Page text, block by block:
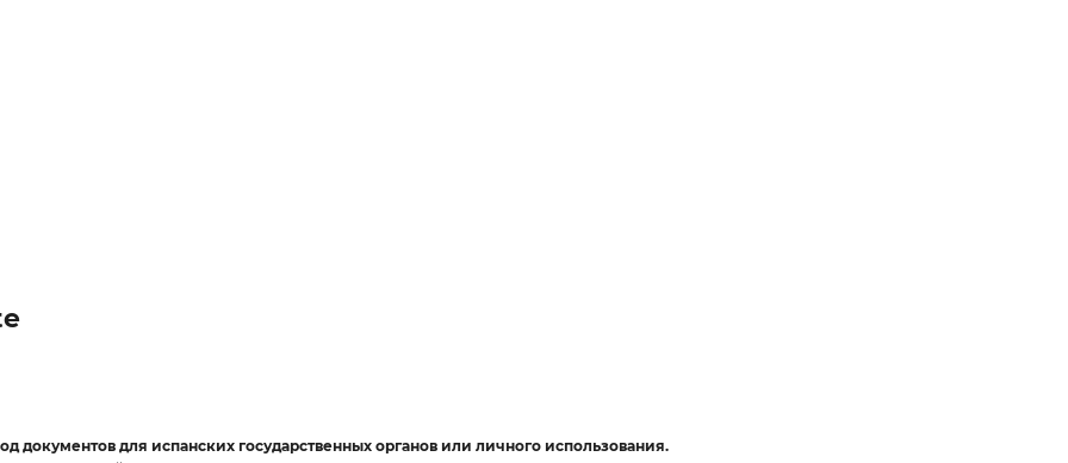
документов для испанских государственных органов или личного использования.